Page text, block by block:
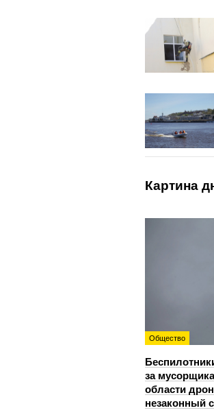
Картина
Общество
за
области
незаконный